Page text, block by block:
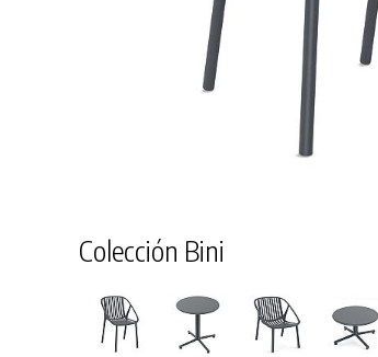
Colección Bini